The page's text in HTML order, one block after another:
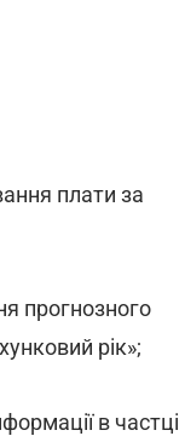
плати за
прогнозного
рік»;
в частці